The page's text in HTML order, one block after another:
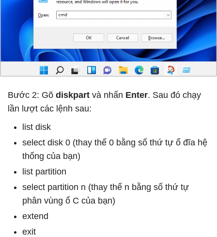
Bước 2: Gõ diskpart và nhấn Enter. Sau đó chạy
lần lượt các lệnh sau:
list disk
select disk 0 (thay thế 0 bằng số thứ tự ổ đĩa hệ
thống của bạn)
list partition
select partition n (thay thế n bằng số thứ tự
phân vùng ổ C của bạn)
extend
exit